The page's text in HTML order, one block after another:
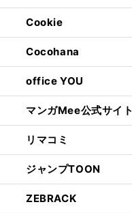
Cookie
Cocohana
office YOU
マンガMee公式サイト
リマコミ
ジャンプTOON
ZEBRACK